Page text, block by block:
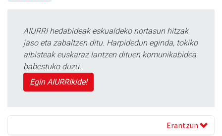
AIURRI hedabideak eskualdeko nortasun hitzak
jaso eta zabaltzen ditu. Harpidedun eginda, tokiko
albisteak euskaraz lantzen dituen komunikabidea
babestuko duzu.
Egin AIURRIkide!
Erantzun